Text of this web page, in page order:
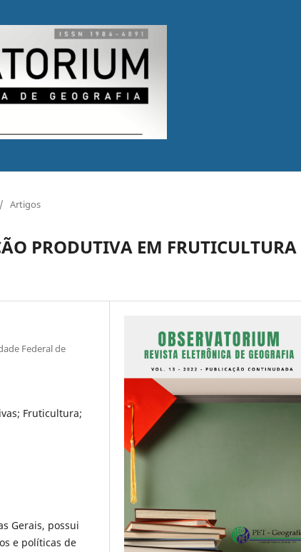
/ Artigos
PRODUTIVA EM FRUTICULTURA
Federal de
Fruticultura;
Gerais, possui
e políticas de